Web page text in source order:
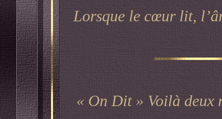
Lorsque le cœur lit,
« On Dit » Voilà deux